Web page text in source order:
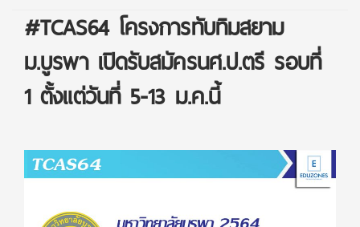
#TCAS64 โครงการทับทิมสยาม
ม.บูรพา เปิดรับสมัครนศ.ป.ตรี รอบที่
1 ตั้งแต่วันที่ 5-13 ม.ค.นี้